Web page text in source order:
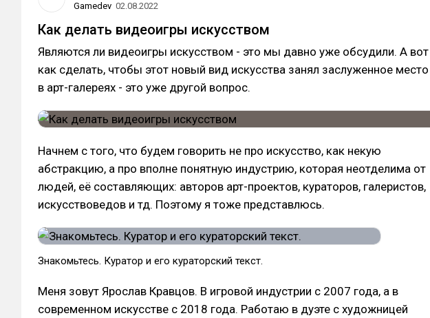
Gamedev 02.08.2022
Как делать видеоигры искусством
Являются ли видеоигры искусством - это мы давно уже обсудили. А вот
как сделать, чтобы этот новый вид искусства занял заслуженное место
в арт-галереях - это уже другой вопрос.
Начнем с того, что будем говорить не про искусство, как некую
абстракцию, а про вполне понятную индустрию, которая неотделима от
людей, её составляющих: авторов арт-проектов, кураторов, галеристов,
искусствоведов и тд. Поэтому я тоже представлюсь.
Знакомьтесь. Куратор и его кураторский текст.
Меня зовут Ярослав Кравцов. В игровой индустрии с 2007 года, а в
современном искусстве с 2018 года. Работаю в дуэте с художницей